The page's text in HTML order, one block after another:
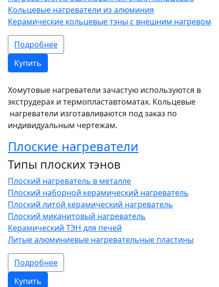
Кольцевые нагреватели из алюминия
Керамические кольцевые тэны с внешним нагревом
Подробнее
Купить
Хомутовые нагреватели зачастую используются в
экструдерах и термопластавтоматах. Кольцевые
нагреватели изготавливаются под заказ по
индивидуальным чертежам.
Плоские нагреватели
Типы плоских тэнов
Плоский нагреватель в металле
Плоский наборной керамический нагреватель
Плоский литой керамический нагреватель
Плоский миканитовый нагреватель
Керамический ТЭН для печей
Литые алюминиевые нагревательные пластины
Подробнее
Купить